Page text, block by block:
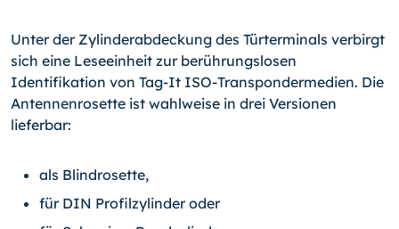
Unter der Zylinderabdeckung des Türterminals verbirgt
sich eine Leseeinheit zur berührungslosen
Identifikation von Tag-It ISO-Transpondermedien. Die
Antennenrosette ist wahlweise in drei Versionen
lieferbar:
als Blindrosette,
für DIN Profilzylinder oder